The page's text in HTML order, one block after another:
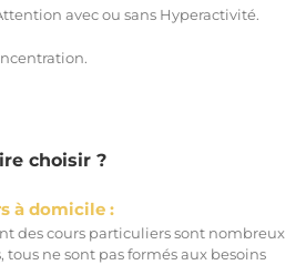
avec ou sans Hyperactivité.
choisir ?
à domicile :
des cours particuliers sont nombreux
tous ne sont pas formés aux besoins